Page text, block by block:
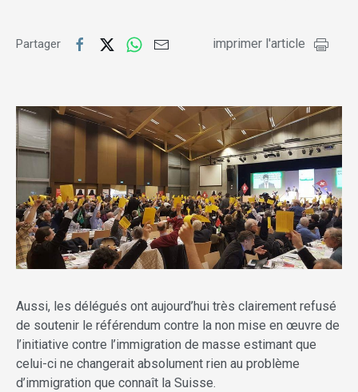
Partager imprimer l'article
Aussi, les délégués ont aujourd’hui très clairement refusé
de soutenir le référendum contre la non mise en œuvre de
l’initiative contre l’immigration de masse estimant que
celui-ci ne changerait absolument rien au problème
d’immigration que connaît la Suisse.